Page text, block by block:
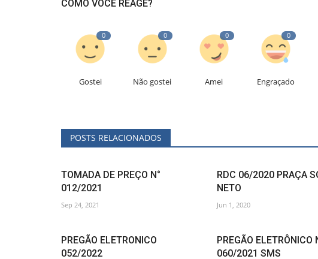
COMO VOCÊ REAGE?
0
Gostei
0
Não gostei
0
Amei
0
Engraçado
POSTS RELACIONADOS
TOMADA DE PREÇO N°
012/2021
Sep 24, 2021
RDC 06/2020 PRAÇA
NETO
Jun 1, 2020
PREGÃO ELETRONICO
052/2022
PREGÃO ELETRÔNICO
060/2021 SMS